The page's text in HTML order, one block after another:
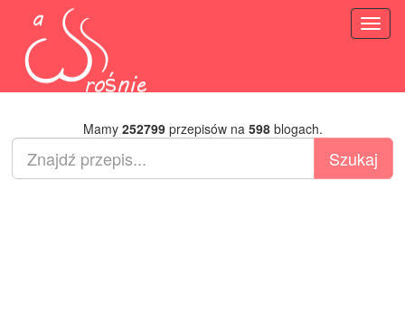
Mamy 252799przepisów na 598blogach.